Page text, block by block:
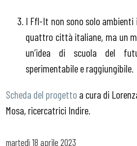
I Ffl-It non sono solo
quattro città italiane, ma un
un’idea di scuola del
sperimentabile e raggiungibile.
Scheda del progetto a cura di
Mosa, ricercatrici Indire.
martedì 18 aprile 2023